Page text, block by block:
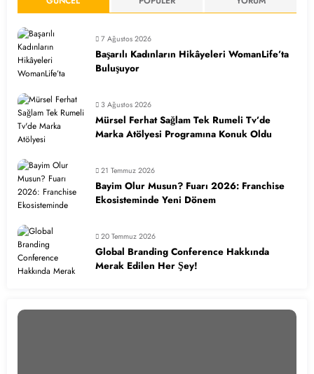
7 Ağustos 2026
Başarılı Kadınların Hikâyeleri WomanLife’ta
Buluşuyor
3 Ağustos 2026
Mürsel Ferhat Sağlam Tek Rumeli Tv’de
Marka Atölyesi Programına Konuk Oldu
21 Temmuz 2026
Bayim Olur Musun? Fuarı 2026: Franchise
Ekosisteminde Yeni Dönem
20 Temmuz 2026
Global Branding Conference Hakkında
Merak Edilen Her Şey!